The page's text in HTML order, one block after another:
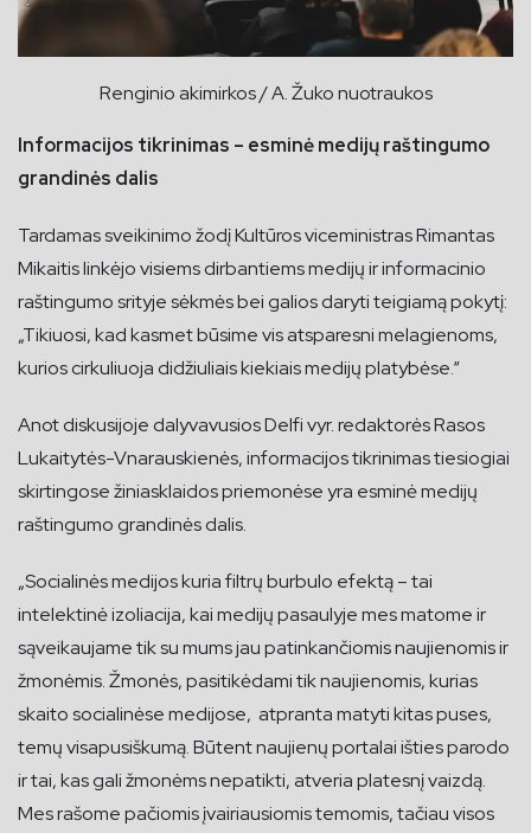
Renginio akimirkos / A. Žuko nuotraukos
Informacijos tikrinimas – esminė medijų raštingumo
grandinės dalis
Tardamas sveikinimo žodį Kultūros viceministras Rimantas
Mikaitis linkėjo visiems dirbantiems medijų ir informacinio
raštingumo srityje sėkmės bei galios daryti teigiamą pokytį:
„Tikiuosi, kad kasmet būsime vis atsparesni melagienoms,
kurios cirkuliuoja didžiuliais kiekiais medijų platybėse.“
Anot diskusijoje dalyvavusios Delfi vyr. redaktorės Rasos
Lukaitytės-Vnarauskienės, informacijos tikrinimas tiesiogiai
skirtingose žiniasklaidos priemonėse yra esminė medijų
raštingumo grandinės dalis.
„Socialinės medijos kuria filtrų burbulo efektą – tai
intelektinė izoliacija, kai medijų pasaulyje mes matome ir
sąveikaujame tik su mums jau patinkančiomis naujienomis ir
žmonėmis. Žmonės, pasitikėdami tik naujienomis, kurias
skaito socialinėse medijose, atpranta matyti kitas puses,
temų visapusiškumą. Būtent naujienų portalai išties parodo
ir tai, kas gali žmonėms nepatikti, atveria platesnį vaizdą.
Mes rašome pačiomis įvairiausiomis temomis, tačiau visos